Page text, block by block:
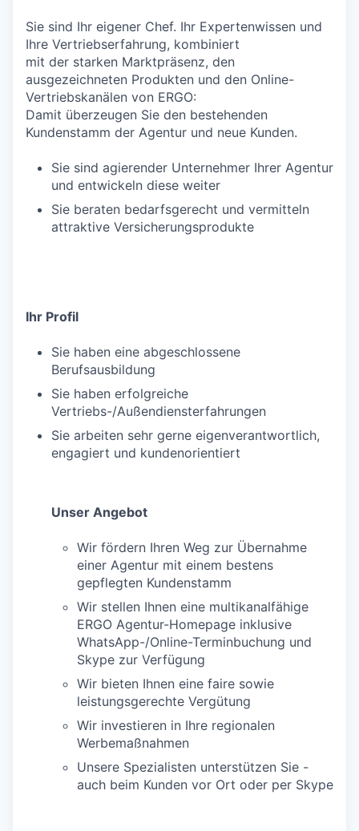
Sie sind Ihr eigener Chef. Ihr Expertenwissen und
Ihre Vertriebserfahrung, kombiniert
mit der starken Marktpräsenz, den
ausgezeichneten Produkten und den Online-
Vertriebskanälen von ERGO:
Damit überzeugen Sie den bestehenden
Kundenstamm der Agentur und neue Kunden.
Sie sind agierender Unternehmer Ihrer Agentur
und entwickeln diese weiter
Sie beraten bedarfsgerecht und vermitteln
attraktive Versicherungsprodukte
Ihr Profil
Sie haben eine abgeschlossene
Berufsausbildung
Sie haben erfolgreiche
Vertriebs-/Außendiensterfahrungen
Sie arbeiten sehr gerne eigenverantwortlich,
engagiert und kundenorientiert
Unser Angebot
Wir fördern Ihren Weg zur Übernahme
einer Agentur mit einem bestens
gepflegten Kundenstamm
Wir stellen Ihnen eine multikanalfähige
ERGO Agentur-Homepage inklusive
WhatsApp-/Online-Terminbuchung und
Skype zur Verfügung
Wir bieten Ihnen eine faire sowie
leistungsgerechte Vergütung
Wir investieren in Ihre regionalen
Werbemaßnahmen
Unsere Spezialisten unterstützen Sie -
auch beim Kunden vor Ort oder per Skype